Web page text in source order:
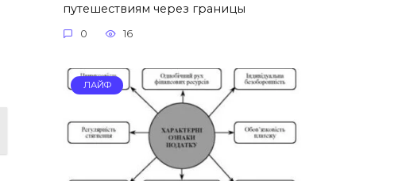
путешествиям через границы
0 16
ЛАЙФ